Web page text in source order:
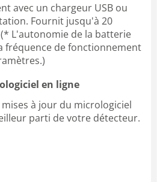
avec un chargeur USB ou
Fournit jusqu'à 20
L'autonomie de la batterie
fréquence de fonctionnement
en ligne
mises à jour du micrologiciel
parti de votre détecteur.